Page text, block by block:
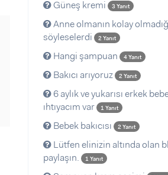
Güneş kremi 3 Yanıt
Anne olmanın kolay
söyleselerdi
2 Yanıt
Hangi şampuan 4 Yanıt
Bakıcı arıyoruz 2 Yanıt
6 aylık ve yukarısı erkek
ıhtıyacım var
1 Yanıt
Bebek bakıcısı 2 Yanıt
Lütfen elinizin altında olan
paylaşın.
1 Yanıt